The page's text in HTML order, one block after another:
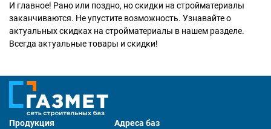
И главное! Рано или поздно, но скидки на стройматериалы
заканчиваются. Не упустите возможность. Узнавайте о
актуальных скидках на стройматериалы в нашем разделе.
Всегда актуальные товары и скидки!
Продукция
Адреса баз